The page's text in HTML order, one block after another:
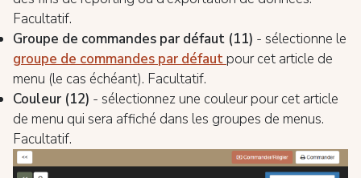
Facultatif.
Groupe de commandes par défaut (11) - sélectionne le
groupe de commandes par défautpour cet article de
menu (le cas échéant). Facultatif.
Couleur (12) - sélectionnez une couleur pour cet article
de menu qui sera affiché dans les groupes de menus.
Facultatif.